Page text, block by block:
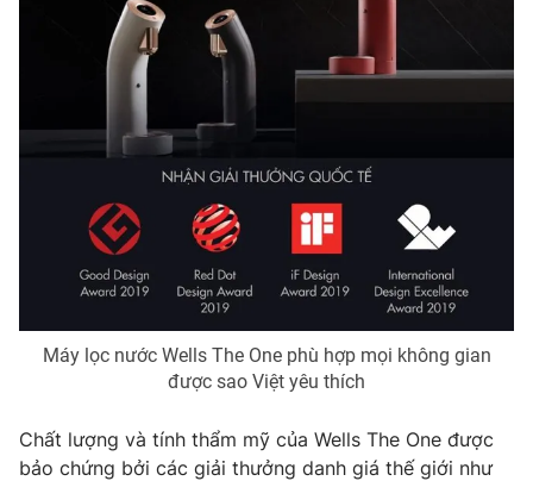
Infographic
Shorts video
VTV Thể thao
VTV Sức khoẻ Bất động sản
Tấm lòng Việt
Vươn mình bằng AI
VTV9 VTV8
Máy lọc nước Wells The One phù hợp mọi không gian
được sao Việt yêu thích
Chất lượng và tính thẩm mỹ của Wells The One được
bảo chứng bởi các giải thưởng danh giá thế giới như